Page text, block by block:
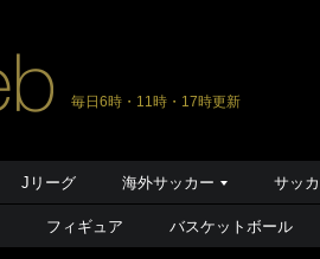
毎日6時・11時・17時更新
Jリーグ 海外サッカー サッ
フィギュア バスケットボール